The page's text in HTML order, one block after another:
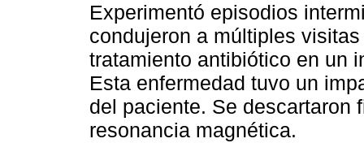
Experimentó episodios
condujeron a múltiples
tratamiento antibiótico en un
Esta enfermedad tuvo un
del paciente. Se descartaron
resonancia magnética.